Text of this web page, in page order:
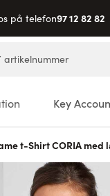
på telefon97 12 82 82
Key
t-Shirt CORIA